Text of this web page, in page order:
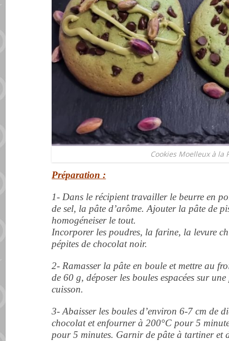
Cookies Moelleux à la
Préparation :
1- Dans le récipient travailler le beurre en
de sel, la pâte d’arôme. Ajouter la pâte de
homogéneiser le tout.
Incorporer les poudres, la farine, la levure
pépites de chocolat noir.
2- Ramasser la pâte en boule et mettre au
de 60 g, déposer les boules espacées sur
cuisson.
3- Abaisser les boules d’environ 6-7 cm de
chocolat et enfourner à 200°C pour 5
pour 5 minutes. Garnir de pâte à tartiner et